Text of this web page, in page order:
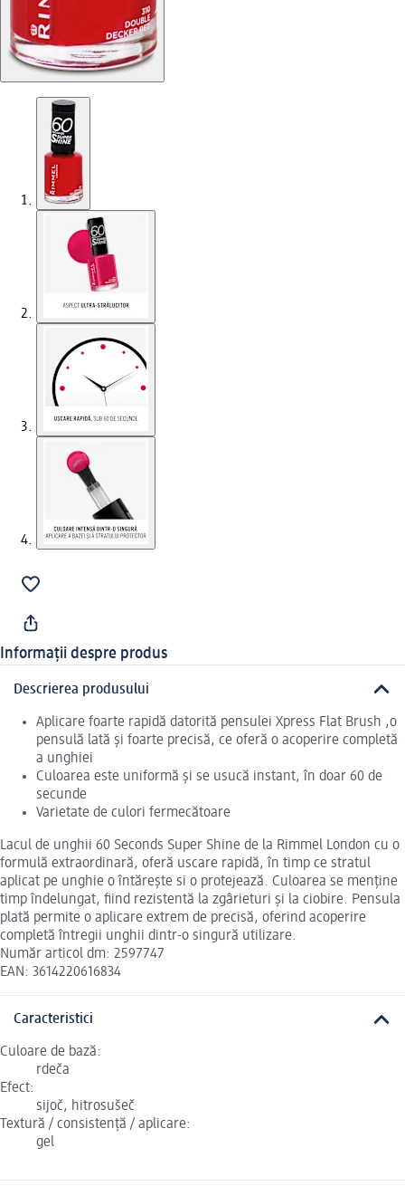
Informații despre produs
Descrierea produsului
Aplicare foarte rapidă datorită pensulei Xpress Flat Brush ,o
pensulă lată și foarte precisă, ce oferă o acoperire completă
a unghiei
Culoarea este uniformă și se usucă instant, în doar 60 de
secunde
Varietate de culori fermecătoare
Lacul de unghii 60 Seconds Super Shine de la Rimmel London cu o
formulă extraordinară, oferă uscare rapidă, în timp ce stratul
aplicat pe unghie o întărește si o protejează. Culoarea se menține
timp îndelungat, fiind rezistentă la zgârieturi și la ciobire. Pensula
plată permite o aplicare extrem de precisă, oferind acoperire
completă întregii unghii dintr-o singură utilizare.
Număr articol dm: 2597747
EAN: 3614220616834
Caracteristici
Culoare de bază:
rdeča
Efect:
sijoč, hitrosušeč
Textură / consistență / aplicare:
gel